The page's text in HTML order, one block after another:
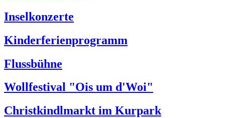
Inselkonzerte
Kinderferienprogramm
Flussbühne
Wollfestival "Ois um d'Woi"
Christkindlmarkt im Kurpark